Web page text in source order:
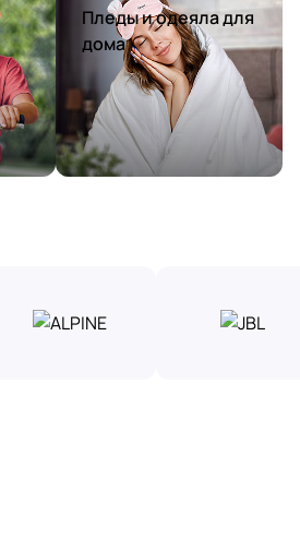
Пледы и одеяла для
дома